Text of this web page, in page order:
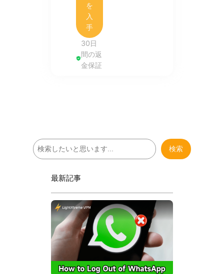
を
入
手
30日
間の返
金保証
検
索
検索
最新記事